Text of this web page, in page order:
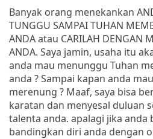
Banyak orang menekankan
TUNGGU SAMPAI TUHAN
ANDA atau CARILAH DENGAN
ANDA. Saya jamin, usaha itu
anda mau menunggu Tuhan
anda ? Sampai kapan anda
merenung ? Maaf, saya bisa
karatan dan menyesal duluan
talenta anda. apalagi jika
bandingkan diri anda dengan